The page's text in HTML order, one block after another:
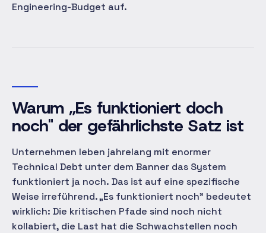
Engineering-Budget auf.
Warum „Es funktioniert doch
noch" der gefährlichste Satz ist
Unternehmen leben jahrelang mit enormer
Technical Debt unter dem Banner das System
funktioniert ja noch. Das ist auf eine spezifische
Weise irreführend. „Es funktioniert noch" bedeutet
wirklich: Die kritischen Pfade sind noch nicht
kollabiert, die Last hat die Schwachstellen noch